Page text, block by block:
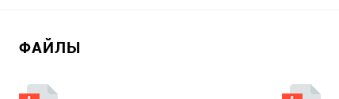
ФАЙЛЫ